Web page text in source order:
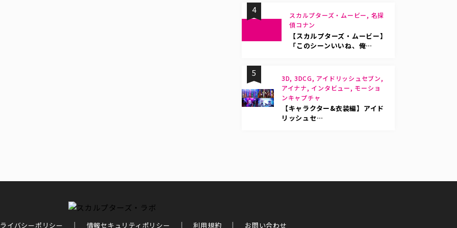
4
スカルプターズ・ムービー, 名探
偵コナン
【スカルプターズ・ムービー】
「このシーンいいね、俺…
5
3D, 3DCG, アイドリッシュセブン,
アイナナ, インタビュー, モーショ
ンキャプチャ
【キャラクター&衣装編】アイド
リッシュセ…
イバシーポリシー 情報セキュリティポリシー 利用規約 お問い合わせ